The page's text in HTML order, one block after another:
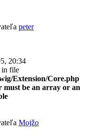
peter
20:34
in file
Extension/Core.php
must be an array or an
Mojžo